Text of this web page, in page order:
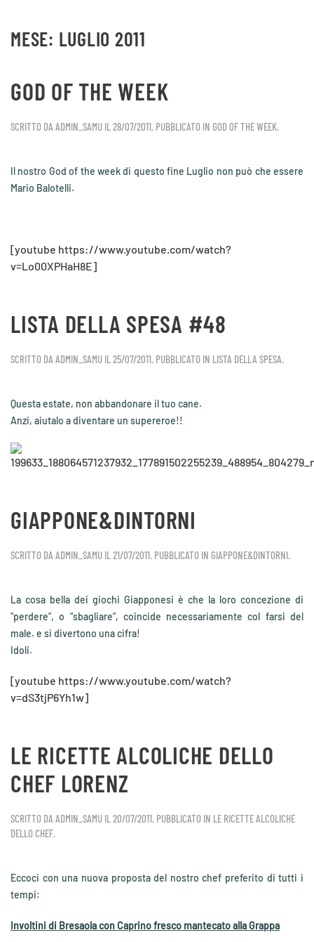
Skip to main content
MESE: LUGLIO 2011
GOD OF THE WEEK
SCRITTO DA ADMIN_SAMU IL28/07/2011. PUBBLICATO IN GOD OF THE WEEK.
Il nostro God of the week di questo fine Luglio non può che essere
Mario Balotelli.
[youtube https://www.youtube.com/watch?
v=Lo00XPHaH8E]
LISTA DELLA SPESA #48
SCRITTO DA ADMIN_SAMU IL25/07/2011. PUBBLICATO IN LISTA DELLA SPESA.
Questa estate, non abbandonare il tuo cane.
Anzi, aiutalo a diventare un supereroe!!
GIAPPONE&DINTORNI
SCRITTO DA ADMIN_SAMU IL21/07/2011. PUBBLICATO IN GIAPPONE&DINTORNI.
La cosa bella dei giochi Giapponesi è che la loro concezione di
"perdere", o "sbagliare", coincide necessariamente col farsi del
male. e si divertono una cifra!
Idoli.
[youtube https://www.youtube.com/watch?
v=dS3tjP6Yh1w]
LE RICETTE ALCOLICHE DELLO
CHEF LORENZ
SCRITTO DA ADMIN_SAMU IL20/07/2011. PUBBLICATO IN LE RICETTE ALCOLICHE
DELLO CHEF.
Eccoci con una nuova proposta del nostro chef preferito di tutti i
tempi:
Involtini di Bresaola con Caprino fresco mantecato alla Grappa